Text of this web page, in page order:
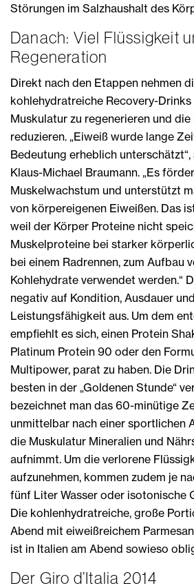
Störungen im Salzhaushalt des
Danach: Viel Flüssigkeit
Regeneration
Direkt nach den Etappen nehmen
kohlehydratreiche Recovery-Drinks
Muskulatur zu regenerieren und
reduzieren. „Eiweiß wurde lange
Bedeutung erheblich unterschätzt“,
Klaus-Michael Braumann. „Es
Muskelwachstum und unterstützt
von körpereigenen Eiweißen. Das
weil der Körper Proteine nicht
Muskelproteine bei starker
bei einem Radrennen, zum Aufbau
Kohlehydrate verwendet werden.“
negativ auf Kondition, Ausdauer
Leistungsfähigkeit aus. Um dem
empfiehlt es sich, einen Protein
Platinum Protein 90 oder den
Multipower, parat zu haben. Die
besten in der „Goldenen Stunde“
bezeichnet man das 60-minütige
unmittelbar nach einer sportlichen
die Muskulatur Mineralien und
aufnimmt. Um die verlorene
aufzunehmen, kommen zudem je
fünf Liter Wasser oder isotonische
Die kohlenhydratreiche, große
Abend mit eiweißreichem
ist in Italien am Abend sowieso
Der Giro d’Italia 2014